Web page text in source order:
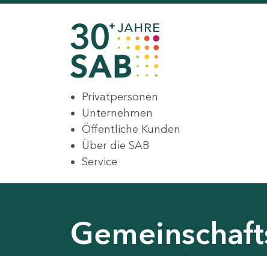
Privatpersonen
Unternehmen
Öffentliche Kunden
Über die SAB
Service